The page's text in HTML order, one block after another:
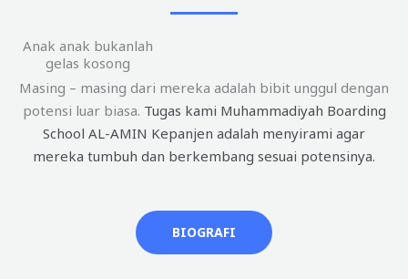
Anak anak bukanlah
gelas kosong
Masing – masing dari mereka adalah bibit unggul dengan
potensi luar biasa. Tugas kami Muhammadiyah Boarding
School AL-AMIN Kepanjen adalah menyirami agar
mereka tumbuh dan berkembang sesuai potensinya.
BIOGRAFI